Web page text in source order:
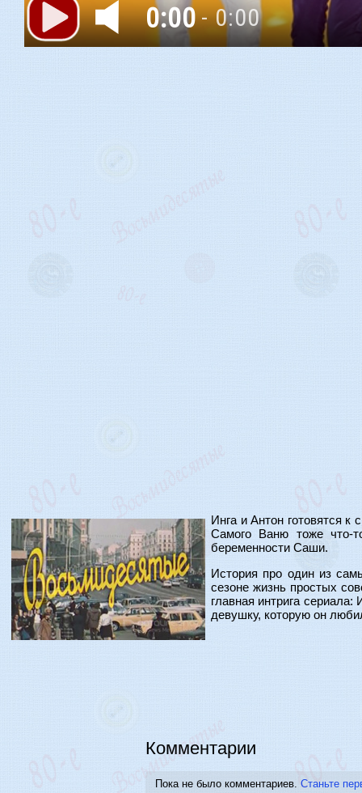
0:00- 0:00
Инга и Антон готовятся к
Самого Ваню тоже что-
беременности Саши.
История про один из
сезоне жизнь простых
главная интрига
девушку, которую он
Комментарии
Пока не было комментариев. Станьте